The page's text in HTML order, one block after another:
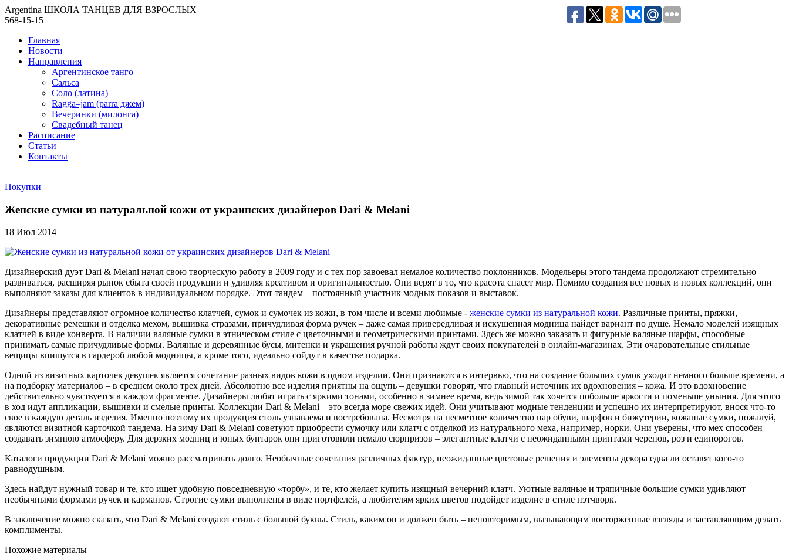
Argentina ШКОЛА ТАНЦЕВ ДЛЯ ВЗРОСЛЫХ
568-15-15
Главная
Новости
Направления
Аргентинское танго
Сальса
Соло (латина)
Ragga–jam (parra джем)
Вечеринки (милонга)
Свадебный танец
Расписание
Статьи
Контакты
Покупки
Женские сумки из натуральной кожи от украинских дизайнеров Dari & Melani
18 Июл 2014
Дизайнерский дуэт Dari & Melani начал свою творческую работу в 2009 году и с тех пор завоевал немалое количество поклонников. Модельеры этого тандема продолжают стремительно
развиваться, расширяя рынок сбыта своей продукции и удивляя креативом и оригинальностью. Они верят в то, что красота спасет мир. Помимо создания всё новых и новых коллекций, они
выполняют заказы для клиентов в индивидуальном порядке. Этот тандем – постоянный участник модных показов и выставок.
Дизайнеры представляют огромное количество клатчей, сумок и сумочек из кожи, в том числе и всеми любимые - женские сумки из натуральной кожи. Различные принты, пряжки,
декоративные ремешки и отделка мехом, вышивка стразами, причудливая форма ручек – даже самая привередливая и искушенная модница найдет вариант по душе. Немало моделей изящных
клатчей в виде конверта. В наличии валяные сумки в этническом стиле с цветочными и геометрическими принтами. Здесь же можно заказать и фигурные валяные шарфы, способные
принимать самые причудливые формы. Валяные и деревянные бусы, митенки и украшения ручной работы ждут своих покупателей в онлайн-магазинах. Эти очаровательные стильные
вещицы впишутся в гардероб любой модницы, а кроме того, идеально сойдут в качестве подарка.
Одной из визитных карточек девушек является сочетание разных видов кожи в одном изделии. Они признаются в интервью, что на создание больших сумок уходит немного больше времени, а
на подборку материалов – в среднем около трех дней. Абсолютно все изделия приятны на ощупь – девушки говорят, что главный источник их вдохновения – кожа. И это вдохновение
действительно чувствуется в каждом фрагменте. Дизайнеры любят играть с яркими тонами, особенно в зимнее время, ведь зимой так хочется побольше яркости и поменьше уныния. Для этого
в ход идут аппликации, вышивки и смелые принты. Коллекции Dari & Melani – это всегда море свежих идей. Они учитывают модные тенденции и успешно их интерпретируют, внося что-то
свое в каждую деталь изделия. Именно поэтому их продукция столь узнаваема и востребована. Несмотря на несметное количество пар обуви, шарфов и бижутерии, кожаные сумки, пожалуй,
являются визитной карточкой тандема. На зиму Dari & Melani советуют приобрести сумочку или клатч с отделкой из натурального меха, например, норки. Они уверены, что мех способен
создавать зимнюю атмосферу. Для дерзких модниц и юных бунтарок они приготовили немало сюрпризов – элегантные клатчи с неожиданными принтами черепов, роз и единорогов.
Каталоги продукции Dari & Melani можно рассматривать долго. Необычные сочетания различных фактур, неожиданные цветовые решения и элементы декора едва ли оставят кого-то
равнодушным.
Здесь найдут нужный товар и те, кто ищет удобную повседневную «торбу», и те, кто желает купить изящный вечерний клатч. Уютные валяные и тряпичные большие сумки удивляют
необычными формами ручек и карманов. Строгие сумки выполнены в виде портфелей, а любителям ярких цветов подойдет изделие в стиле пэтчворк.
В заключение можно сказать, что Dari & Melani создают стиль с большой буквы. Стиль, каким он и должен быть – неповторимым, вызывающим восторженные взгляды и заставляющим делать
комплименты.
Похожие материалы